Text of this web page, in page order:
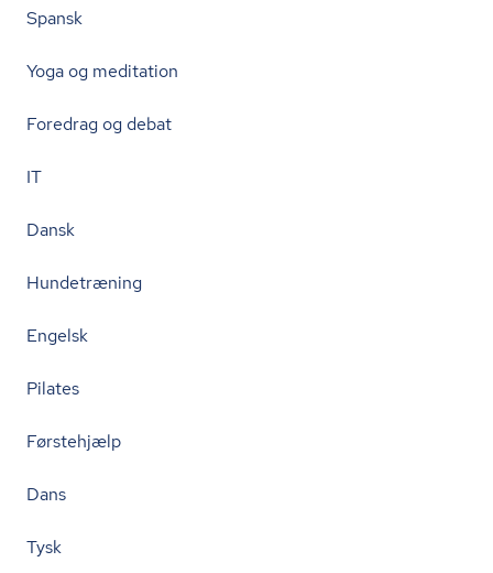
Spansk
Yoga og meditation
Foredrag og debat
IT
Dansk
Hundetræning
Engelsk
Pilates
Førstehjælp
Dans
Tysk